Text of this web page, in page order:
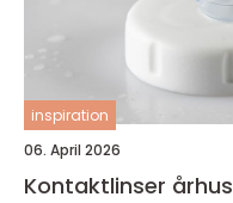
inspiration
06. April 2026
Kontaktlinser århus sådan finder du den